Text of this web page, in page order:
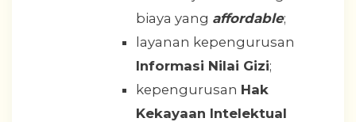
biaya yang affordable;
layanan kepengurusan
Informasi Nilai Gizi;
kepengurusan Hak
Kekayaan Intelektual